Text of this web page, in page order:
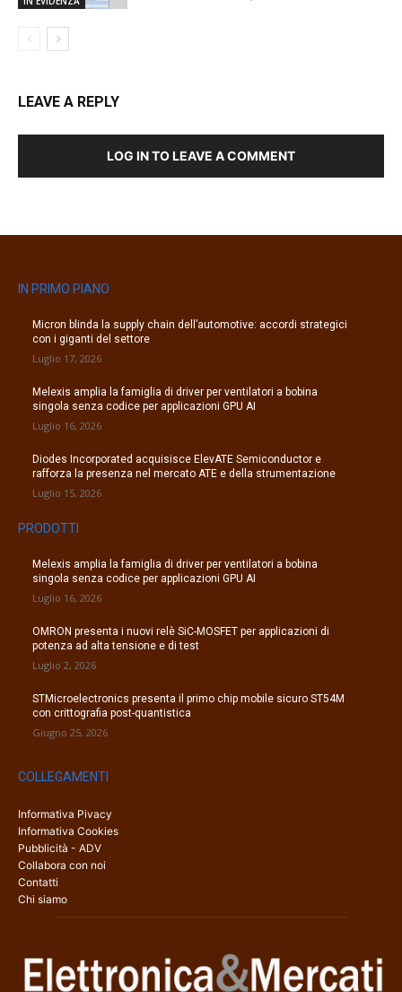
LEAVE A REPLY
LOG IN TO LEAVE A COMMENT
IN PRIMO PIANO
Micron blinda la supply chain dell’automotive: accordi strategici
con i giganti del settore
Luglio 17, 2026
Melexis amplia la famiglia di driver per ventilatori a bobina
singola senza codice per applicazioni GPU AI
Luglio 16, 2026
Diodes Incorporated acquisisce ElevATE Semiconductor e
rafforza la presenza nel mercato ATE e della strumentazione
Luglio 15, 2026
PRODOTTI
Melexis amplia la famiglia di driver per ventilatori a bobina
singola senza codice per applicazioni GPU AI
Luglio 16, 2026
OMRON presenta i nuovi relè SiC-MOSFET per applicazioni di
potenza ad alta tensione e di test
Luglio 2, 2026
STMicroelectronics presenta il primo chip mobile sicuro ST54M
con crittografia post-quantistica
Giugno 25, 2026
COLLEGAMENTI
Informativa Pivacy
Informativa Cookies
Pubblicità - ADV
Collabora con noi
Contatti
Chi siamo